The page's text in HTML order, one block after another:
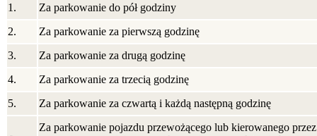
1.
Za parkowanie do pół godziny
2.
Za parkowanie za pierwszą godzinę
3.
Za parkowanie za drugą godzinę
4.
Za parkowanie za trzecią godzinę
5.
Za parkowanie za czwartą i każdą następną godzinę
Za parkowanie pojazdu przewożącego lub kierowanego